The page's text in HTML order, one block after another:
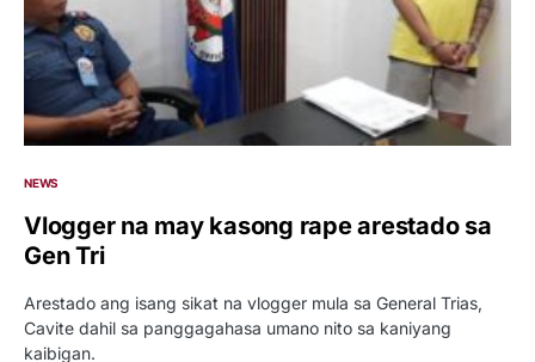
NEWS
Vlogger na may kasong rape arestado sa
Gen Tri
Arestado ang isang sikat na vlogger mula sa General Trias,
Cavite dahil sa panggagahasa umano nito sa kaniyang
kaibigan.